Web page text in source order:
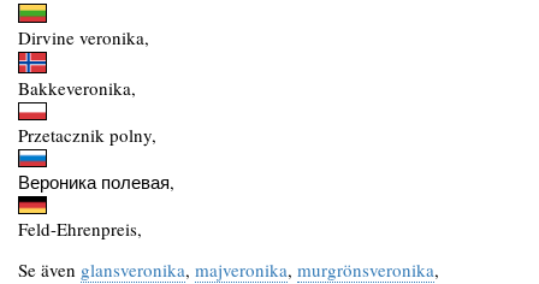
Dirvine veronika,
Bakkeveronika,
Przetacznik polny,
Вероника полевая,
Feld-Ehrenpreis,
Se även glansveronika, majveronika, murgrönsveronika,